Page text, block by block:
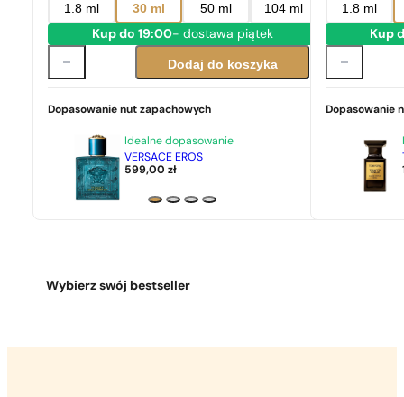
1.8 ml 30 ml 50 ml 104 ml
Kup do 19:00- dostawa piątek
Dodaj do koszyka
Dopasowanie nut zapachowych
Idealne dopasowanie
VERSACE EROS
599,00zł
1.8 ml
Kup
Dopasowanie
Wybierz swój bestseller